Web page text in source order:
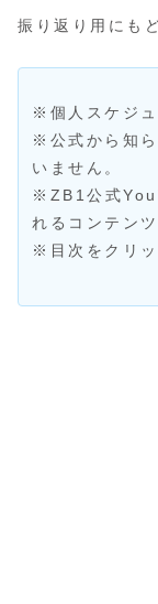
振り返り用にも
※個人スケジュ
※公式から知
いません。
※ZB1公式
れるコンテン
※目次をクリッ